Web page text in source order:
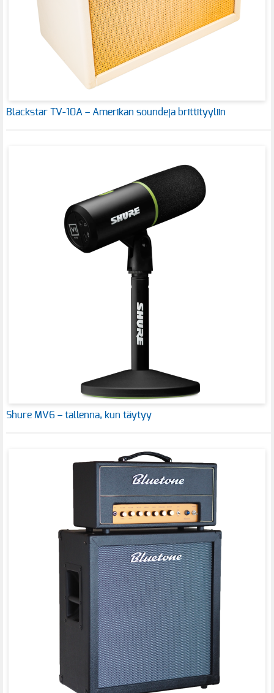
Blackstar TV-10A – Amerikan soundeja brittityyliin
Shure MV6 – tallenna, kun täytyy